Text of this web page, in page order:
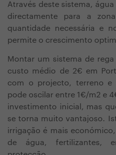
Através deste sistema,
directamente para a
quantidade necessária e
permite o crescimento
Montar um sistema de
custo médio de 2€ em
com o projecto, terreno e
pode oscilar entre 1€/m2 e
investimento inicial, mas
se torna muito vantajoso.
irrigação é mais
de água, fertilizantes,